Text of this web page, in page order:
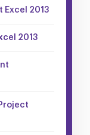
Excel 2013
2013